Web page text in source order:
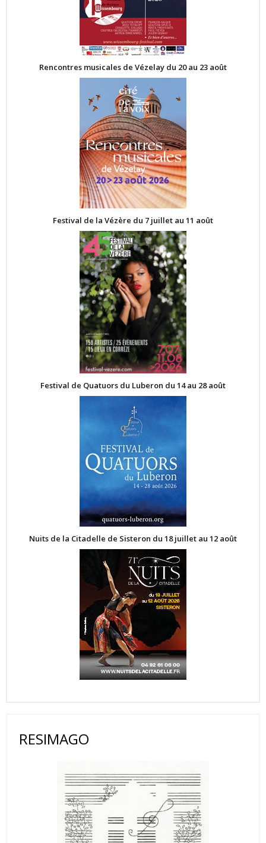
Rencontres musicales de Vézelay du 20 au 23 août
Festival de la Vézère du 7 juillet au 11 août
Festival de Quatuors du Luberon du 14 au 28 août
Nuits de la Citadelle de Sisteron du 18 juillet au 12 août
RESIMAGO